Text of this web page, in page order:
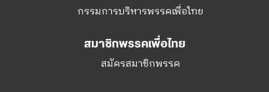
กรรมการบริหารพรรคเพื่อไทย
สมาชิกพรรคเพื่อไทย
สมัครสมาชิกพรรค